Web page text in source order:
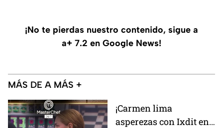
¡No te pierdas nuestro contenido, sigue a
a+ 7.2 en Google News!
MÁS DE A MÁS +
¡Carmen lima
asperezas con Ixdit en